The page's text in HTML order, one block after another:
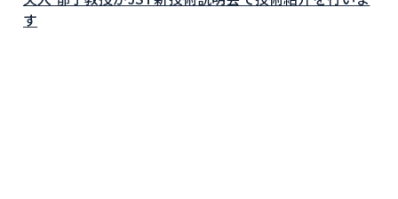
す